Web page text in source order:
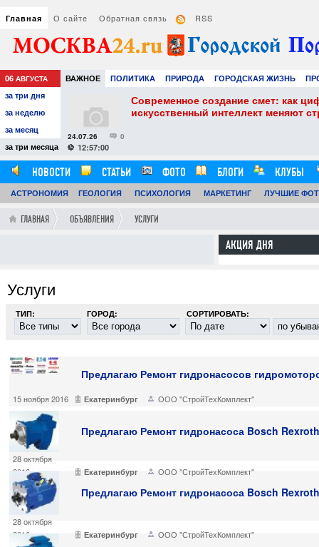
Главная О сайте Обратная связь RSS
06 АВГУСТА ВАЖНОЕ ПОЛИТИКА ПРИРОДА ГОРОДСКАЯ ЖИЗНЬ
ТЕХНОЛОГИИ
за три дня
за неделю
за месяц
за три месяца
и
0
24.07.26
12:57:00
Современное создание смет: как
искусственный интеллект меняют
НОВОСТИ СТАТЬИ ФОТО БЛОГИ
КЛУБЫ
ОБЗОРЫ
ВИДЕОРЕПОРТАЖИ
АСТРОНОМИЯ ГЕОЛОГИЯ ПСИХОЛОГИЯ МАРКЕТИНГ ЛУЧШИЕ
ГЛАВНАЯ ОБЪЯВЛЕНИЯ УСЛУГИ
АКЦИЯ ДНЯ
Услуги
ТИП: ГОРОД: СОРТИРОВАТЬ:
Предлагаю Ремонт гидронасосов
15 ноября 2016 Екатеринбург ООО "СтройТехКомплект"
Предлагаю Ремонт гидронасоса Bosch
28 октября
2016
Екатеринбург ООО "СтройТехКомплект"
Предлагаю Ремонт гидронасоса Bosch
28 октября
2016
Екатеринбург ООО "СтройТехКомплект"